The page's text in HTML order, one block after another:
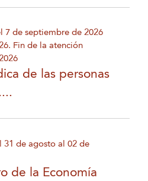
7 de septiembre de 2026
Fin de la atención
de las personas
31 de agosto al 02 de
de la Economía